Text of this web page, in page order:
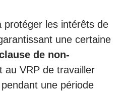
protéger les intérêts de
une certaine
de non-
au VRP de travailler
une période